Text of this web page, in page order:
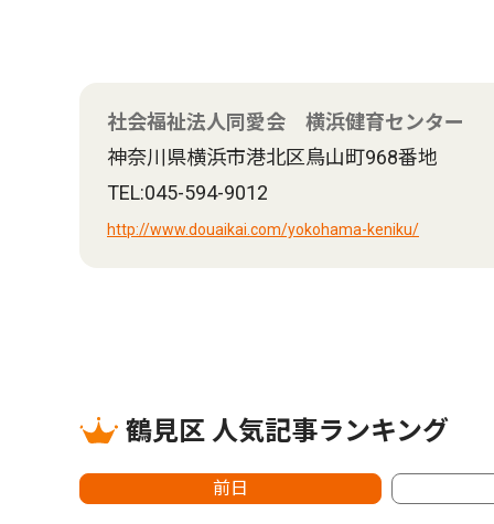
社会福祉法人同愛会 横浜健育センター
神奈川県横浜市港北区鳥山町968番地
TEL:045-594-9012
http://www.douaikai.com/yokohama-keniku/
鶴見区 人気記事ランキング
前日